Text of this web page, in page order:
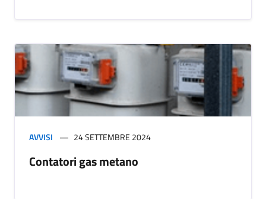
AVVISI 24 SETTEMBRE 2024
Contatori gas metano